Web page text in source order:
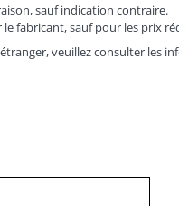
sauf indication contraire.
fabricant, sauf pour les prix
veuillez consulter les